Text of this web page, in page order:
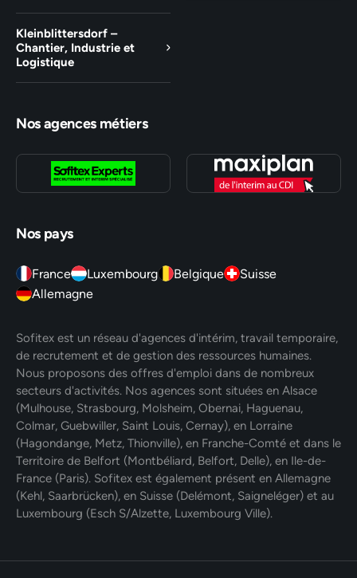
Kleinblittersdorf –
Chantier, Industrie et
Logistique
Nos agences métiers
Nos pays
France Luxembourg Belgique
Suisse
Allemagne
Sofitex est un réseau d'agences d'intérim, travail temporaire,
de recrutement et de gestion des ressources humaines.
Nous proposons des offres d'emploi dans de nombreux
secteurs d'activités. Nos agences sont situées en Alsace
(Mulhouse, Strasbourg, Molsheim, Obernai, Haguenau,
Colmar, Guebwiller, Saint Louis, Cernay), en Lorraine
(Hagondange, Metz, Thionville), en Franche-Comté et dans le
Territoire de Belfort (Montbéliard, Belfort, Delle), en Ile-de-
France (Paris). Sofitex est également présent en Allemagne
(Kehl, Saarbrücken), en Suisse (Delémont, Saigneléger) et au
Luxembourg (Esch S/Alzette, Luxembourg Ville).